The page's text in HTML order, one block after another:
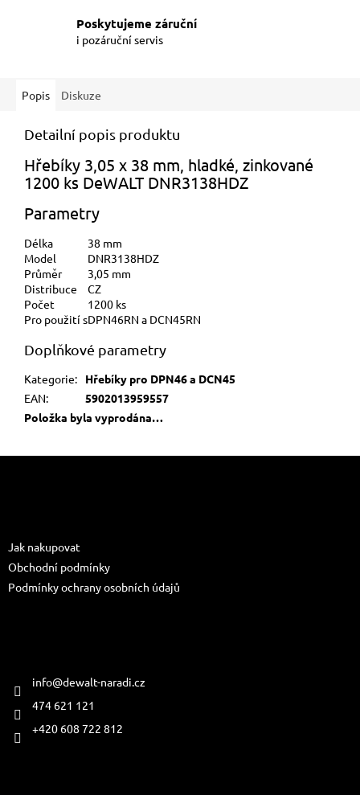
Poskytujeme záruční
i pozáruční servis
Popis Diskuze
Detailní popis produktu
Hřebíky 3,05 x 38 mm, hladké, zinkované
1200 ks DeWALT DNR3138HDZ
Parametry
Délka
38 mm
Model
DNR3138HDZ
Průměr
3,05 mm
Distribuce
CZ
Počet
1200 ks
Pro použití sDPN46RN a DCN45RN
Doplňkové parametry
Kategorie:
Hřebíky pro DPN46 a DCN45
EAN:
5902013959557
Položka byla vyprodána…
Jak nakupovat
Obchodní podmínky
Podmínky ochrany osobních údajů
info@dewalt-naradi.cz
474 621 121
+420 608 722 812